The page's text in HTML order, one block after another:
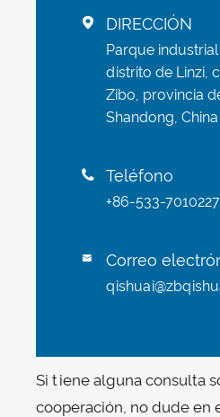
 DIRECCIÓN
Parque industrial
distrito de Linzi,
Zibo, provincia
Shandong, China
 Teléfono
+86-533-7010227
 Correo
Si tiene alguna consulta
cooperación, no dude en